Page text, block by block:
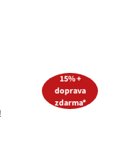
15% +
doprava
zdarma*